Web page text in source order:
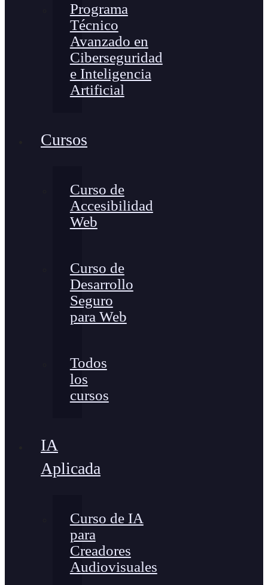
Programa
Técnico
Avanzado en
Ciberseguridad
e Inteligencia
Artificial
Cursos
Curso de
Accesibilidad
Web
Curso de
Desarrollo
Seguro
para Web
Todos
los
cursos
IA
Aplicada
Curso de IA
para
Creadores
Audiovisuales